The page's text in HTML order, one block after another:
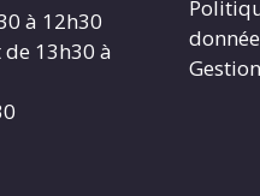
à 12h30
13h30 à